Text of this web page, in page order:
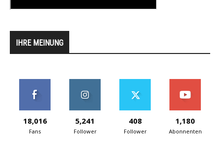
IHRE MEINUNG
18,016
Fans
5,241
Follower
408
Follower
1,180
Abonnenten